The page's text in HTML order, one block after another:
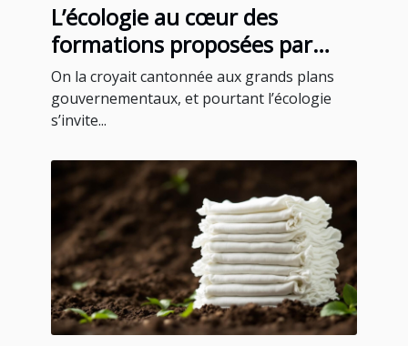
L’écologie au cœur des
formations proposées par
certains blogs instruments
On la croyait cantonnée aux grands plans
gouvernementaux, et pourtant l’écologie
s’invite...